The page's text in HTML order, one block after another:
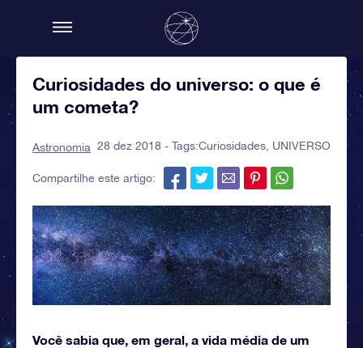
Curiosidades do universo: o que é
um cometa?
Astronomia 28 dez 2018 - Tags:Curiosidades UNIVERSO
Compartilhe este artigo:
Você sabia que, em geral, a vida média de um